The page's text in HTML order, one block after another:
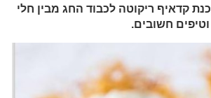
קדאיף ריקוטה לכבוד החג מבין חלי
חשובים.